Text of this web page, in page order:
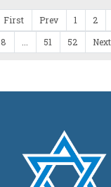
First Prev 1 2
8 51 52 Next